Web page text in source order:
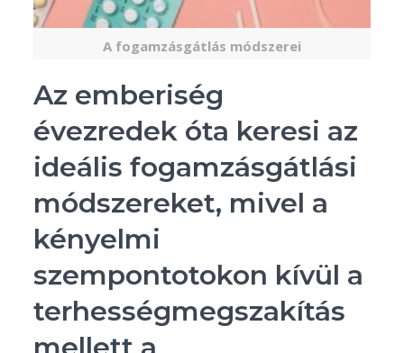
A fogamzásgátlás módszerei
Az emberiség
évezredek óta keresi az
ideális fogamzásgátlási
módszereket, mivel a
kényelmi
szempontotokon kívül a
terhességmegszakítás